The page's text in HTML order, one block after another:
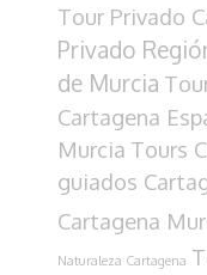
Tour Privado
Privado
de Murcia
Cartagena
Murcia Tours
guiados
Cartagena
Naturaleza Cartagena